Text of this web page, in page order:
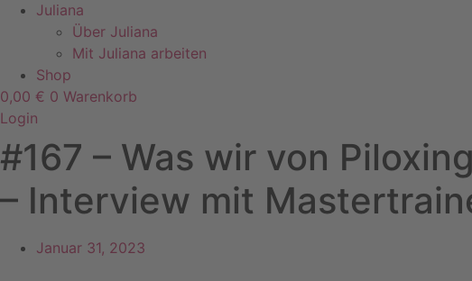
Juliana
Über Juliana
Mit Juliana arbeiten
Shop
0,00 € 0 Warenkorb
Login
#167 – Was wir von
– Interview mit
Januar 31, 2023